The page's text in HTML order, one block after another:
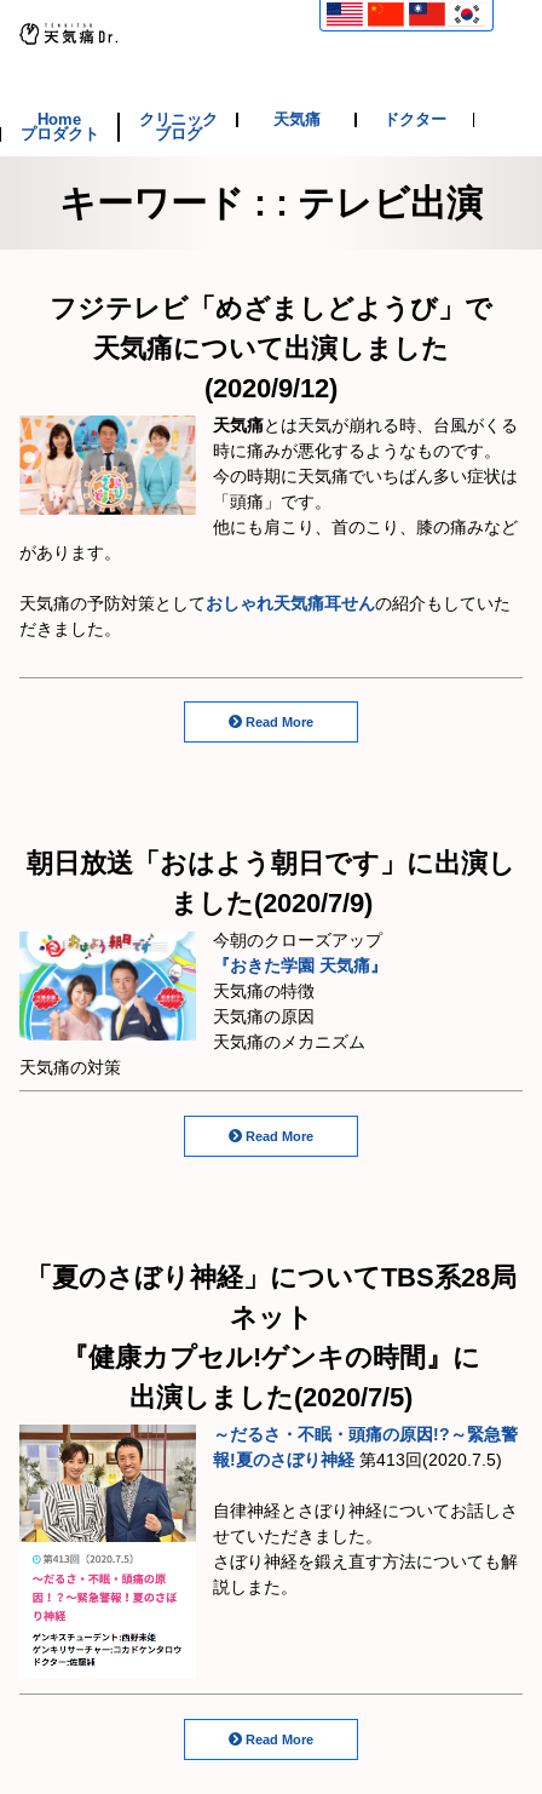
Home クリニック 天気痛
ドクター
プロダクト
ブログ
キーワード : : テレビ出演
フジテレビ「めざましどようび」で
天気痛について出演しました
(2020/9/12)
天気痛とは天気が崩れる時、台風がくる
時に痛みが悪化するようなものです。
今の時期に天気痛でいちばん多い症状は
「頭痛」です。
他にも肩こり、首のこり、膝の痛みなど
があります。
天気痛の予防対策としておしゃれ天気痛耳せんの紹介もしていた
だきました。
Read More
朝日放送「おはよう朝日です」に出演し
ました(2020/7/9)
今朝のクローズアップ
『おきた学園 天気痛』
天気痛の特徴
天気痛の原因
天気痛のメカニズム
天気痛の対策
Read More
「夏のさぼり神経」についてTBS系28局
ネット
『健康カプセル!ゲンキの時間』に
出演しました(2020/7/5)
～だるさ・不眠・頭痛の原因!?～緊急警
報!夏のさぼり神経第413回(2020.7.5)
自律神経とさぼり神経についてお話しさ
せていただきました。
さぼり神経を鍛え直す方法についても解
説しまた。
Read More